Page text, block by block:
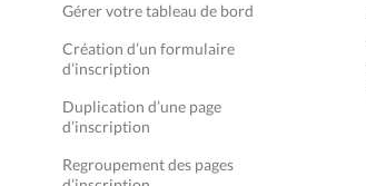
Gérer votre tableau de bord
Création d’un formulaire
d’inscription
Duplication d’une page
d’inscription
Regroupement des pages